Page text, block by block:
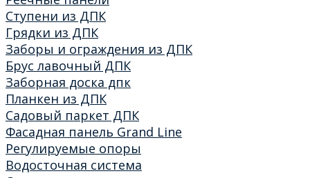
Ступени из ДПК
Грядки из ДПК
Заборы и ограждения из ДПК
Брус лавочный ДПК
Заборная доска дпк
Планкен из ДПК
Садовый паркет ДПК
Фасадная панель Grand Line
Регулируемые опоры
Водосточная система